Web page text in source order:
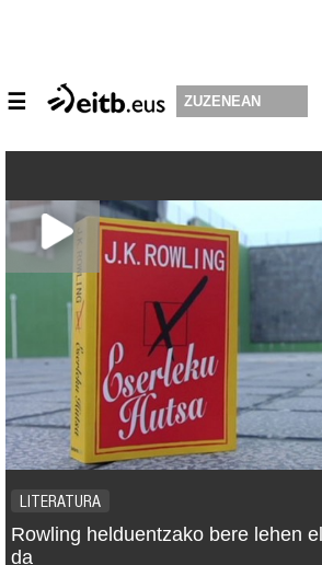
☰ ZUZENEAN
LITERATURA
Rowling helduentzako bere lehen
da